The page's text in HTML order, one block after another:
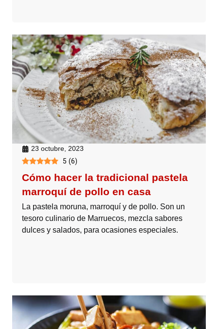
23 octubre, 2023
5 (6)
Cómo hacer la tradicional pastela
marroquí de pollo en casa
La pastela moruna, marroquí y de pollo. Son un
tesoro culinario de Marruecos, mezcla sabores
dulces y salados, para ocasiones especiales.